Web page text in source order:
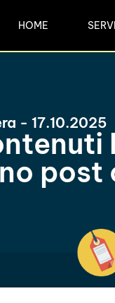
HOME
- 17.10.2025
post